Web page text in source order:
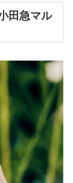
田急マル